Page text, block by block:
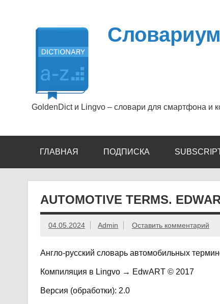
Словариум
GoldenDict и Lingvo – словари для смартфона и
ГЛАВНАЯ ПОДПИСКА
AUTOMOTIVE TERMS.
04.05.2024 Admin Оставить комментарий
Англо-русский словарь автомобильных
Компиляция в Lingvo → EdwART © 2017
Версия (обработки): 2.0